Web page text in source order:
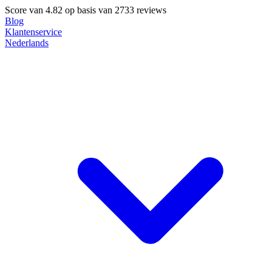
Score van 4.82 op basis van 2733 reviews
Blog
Klantenservice
Nederlands